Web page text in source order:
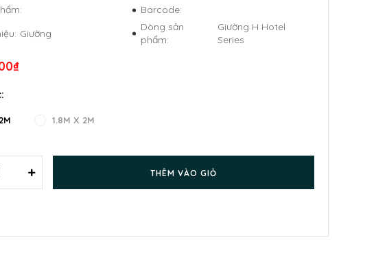
Barcode:
Giường
Dòng sản
phẩm:
Giường H Hotel
Series
1.8M X 2M
THÊM VÀO GIỎ